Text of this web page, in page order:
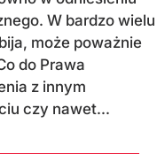
W bardzo wielu
może poważnie
do Prawa
z innym
czy nawet...